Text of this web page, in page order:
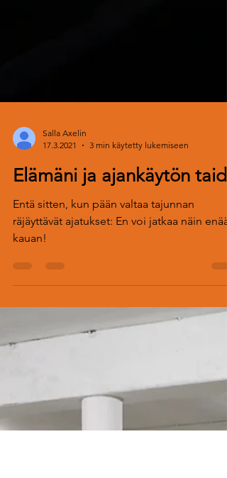
Salla Axelin
17.3.2021
3 min käytetty lukemiseen
Elämäni ja ajankäytön taide
Entä sitten, kun pään valtaa tajunnan
kauan!